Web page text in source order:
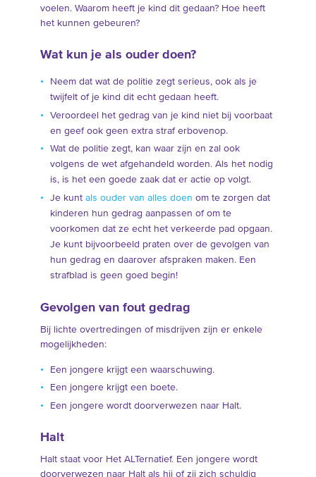
voelen. Waarom heeft je kind dit gedaan? Hoe heeft
het kunnen gebeuren?
Wat kun je als ouder doen?
Neem dat wat de politie zegt serieus, ook als je
twijfelt of je kind dit echt gedaan heeft.
Veroordeel het gedrag van je kind niet bij voorbaat
en geef ook geen extra straf erbovenop.
Wat de politie zegt, kan waar zijn en zal ook
volgens de wet afgehandeld worden. Als het nodig
is, is het een goede zaak dat er actie op volgt.
Je kunt als ouder van alles doen om te zorgen dat
kinderen hun gedrag aanpassen of om te
voorkomen dat ze echt het verkeerde pad opgaan.
Je kunt bijvoorbeeld praten over de gevolgen van
hun gedrag en daarover afspraken maken. Een
strafblad is geen goed begin!
Gevolgen van fout gedrag
Bij lichte overtredingen of misdrijven zijn er enkele
mogelijkheden:
Een jongere krijgt een waarschuwing.
Een jongere krijgt een boete.
Een jongere wordt doorverwezen naar Halt.
Halt
Halt staat voor Het ALTernatief. Een jongere wordt
doorverwezen naar Halt als hij of zij zich schuldig